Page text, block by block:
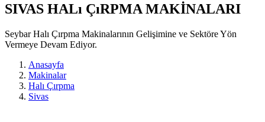
SIVAS HALı ÇıRPMA MAKİNALARI
Seybar Halı Çırpma Makinalarının Gelişimine ve Sektöre Yön
Vermeye Devam Ediyor.
Anasayfa
Makinalar
Halı Çırpma
Sivas